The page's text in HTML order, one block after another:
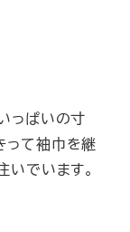
っぱいの寸
って袖巾を継
でいます。